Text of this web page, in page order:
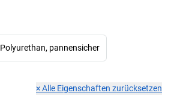
Polyurethan, pannensicher
×Alle Eigenschaften zurücksetzen